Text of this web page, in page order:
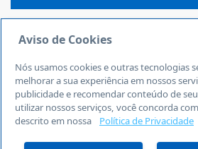
Central de
0800 570
24 horas por dia
Fale Conosco
Aviso de Cookies
Nós usamos cookies e outras tecnologias
melhorar a sua experiência em nossos
publicidade e recomendar conteúdo de
utilizar nossos serviços, você concorda
descrito em nossa
Política de Privacidade